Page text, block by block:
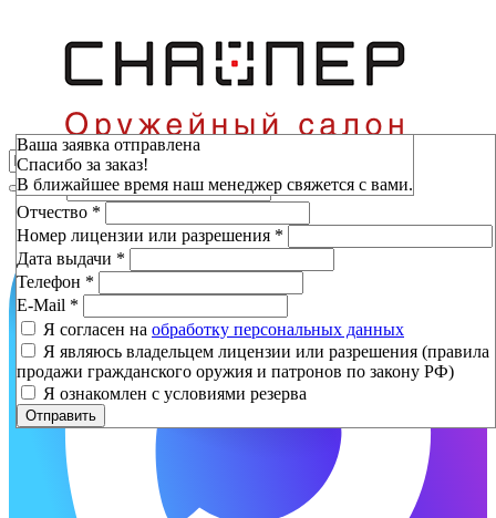
Зарезервировать
Фамилия*
Имя*
Отчество *
Номер лицензии или разрешения *
Дата выдачи *
Телефон *
E-Mail *
Я согласен на обработку персональных данных
Я являюсь владельцем лицензии или разрешения (правила
продажи гражданского оружия и патронов по закону РФ)
Я ознакомлен с условиями резерва
Отправить
Ваша заявка отправлена
Спасибо за заказ!
В ближайшее время наш менеджер свяжется с вами.